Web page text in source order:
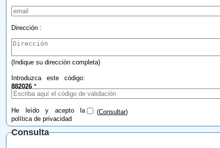
Dirección :
(Indique su dirección completa)
Introduzca este código:
882026 *
He leído y acepto la
política de privacidad
(Consultar)
Consulta